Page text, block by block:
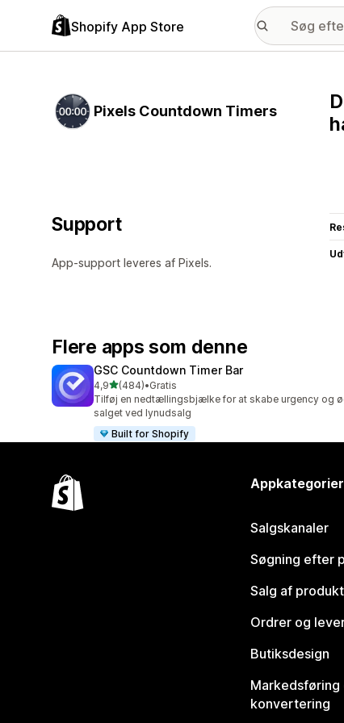
Shopify App Store
Pixels Countdown Timers
Support
App-support leveres af Pixels.
Flere apps som denne
GSC Countdown Timer Bar
4,9ud af 5 stjerner
(484)
484 anmeldelser i alt
•Gratis
Tilføj en nedtællingsbjælke for at skabe urgency og
salget ved lynudsalg
Built for Shopify
Appkategorier
Salgskanaler
Søgning efter
Salg af
Ordrer og
Butiksdesign
Markedsføring
konvertering